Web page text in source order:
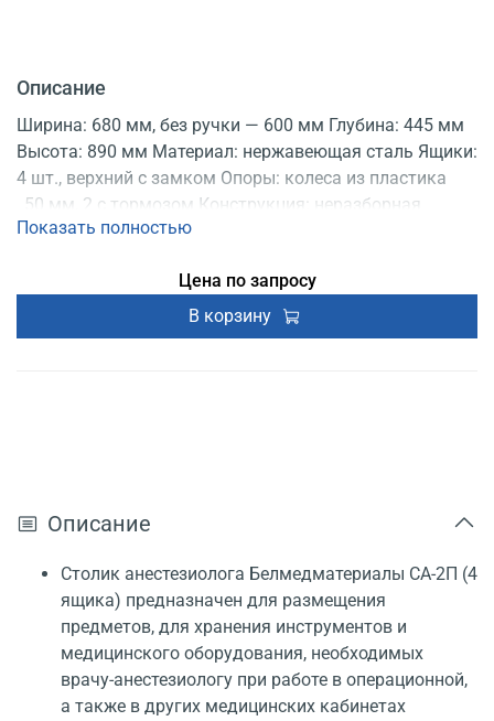
Описание
Ширина: 680 мм, без ручки — 600 мм Глубина: 445 мм
Высота: 890 мм Материал: нержавеющая сталь Ящики:
4 шт., верхний с замком Опоры: колеса из пластика
_50 мм, 2 с тормозом Конструкция: неразборная
Регистрационное удостоверение
Показать полностью
Цена по запросу
В корзину
Описание
Столик анестезиолога Белмедматериалы СА-2П (4
ящика) предназначен для размещения
предметов, для хранения инструментов и
медицинского оборудования, необходимых
врачу-анестезиологу при работе в операционной,
а также в других медицинских кабинетах